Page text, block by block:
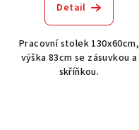
Detail
Pracovní stolek 130x60cm,
výška 83cm se zásuvkou a
skříňkou.